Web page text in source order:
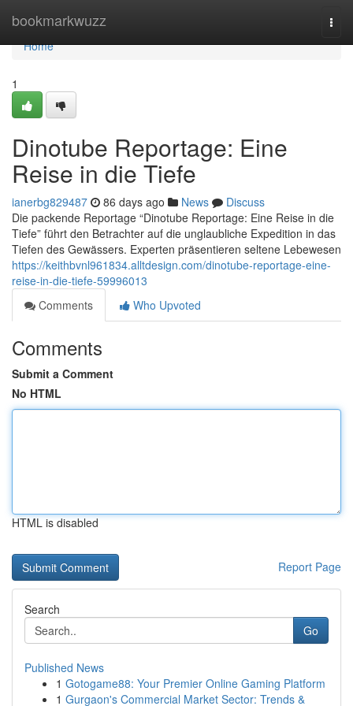
bookmarkwuzz
Home
Home
1
Dinotube Reportage: Eine
Reise in die Tiefe
ianerbg829487 86 days ago News
Discuss
Die packende Reportage “Dinotube Reportage: Eine Reise in die
Tiefe” führt den Betrachter auf die unglaubliche Expedition in das
Tiefen des Gewässers. Experten präsentieren seltene Lebewesen
https://keithbvnl961834.alltdesign.com/dinotube-reportage-eine-
reise-in-die-tiefe-59996013
Comments
Who Upvoted
Comments
Submit a Comment
No HTML
HTML is disabled
Report Page
Search
Go
Published News
1 Gotogame88: Your Premier Online Gaming Platform
1 Gurgaon's Commercial Market Sector: Trends &